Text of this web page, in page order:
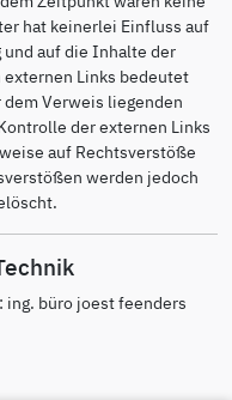
hat keinerlei Einfluss auf
auf die Inhalte der
externen Links bedeutet
Verweis liegenden
der externen Links
auf Rechtsverstöße
werden jedoch
büro joest feenders